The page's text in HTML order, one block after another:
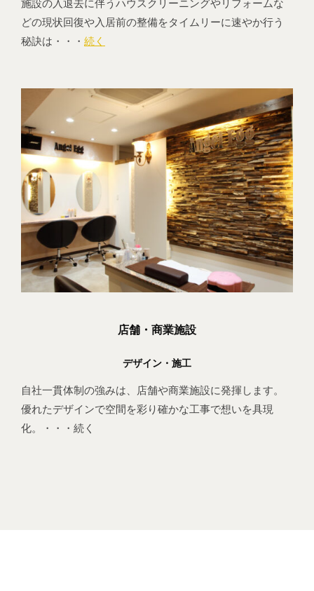
施設の入退去に伴うハウスクリーニングやリフォームな
どの現状回復や入居前の整備をタイムリーに速やか行う
秘訣は・・・ 続く
店舗・商業施設
デザイン・施工
自社一貫体制の強みは、店舗や商業施設に発揮します。
優れたデザインで空間を彩り確かな工事で想いを具現
化。・・・続く